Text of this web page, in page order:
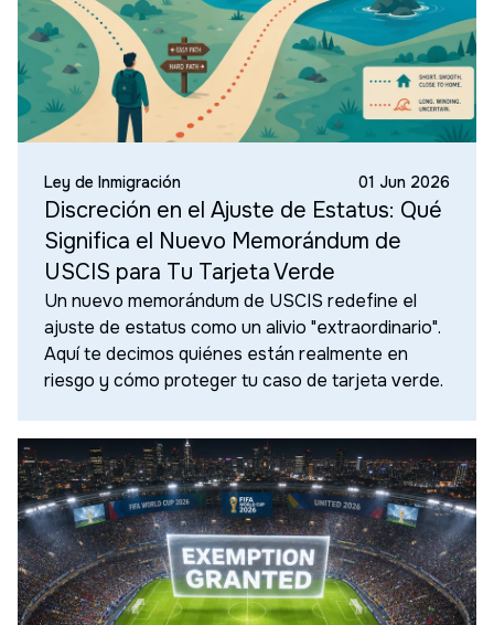
Ley de Inmigración 01 Jun 2026
Discreción en el Ajuste de Estatus: Qué
Significa el Nuevo Memorándum de
USCIS para Tu Tarjeta Verde
Un nuevo memorándum de USCIS redefine el
ajuste de estatus como un alivio "extraordinario".
Aquí te decimos quiénes están realmente en
riesgo y cómo proteger tu caso de tarjeta verde.